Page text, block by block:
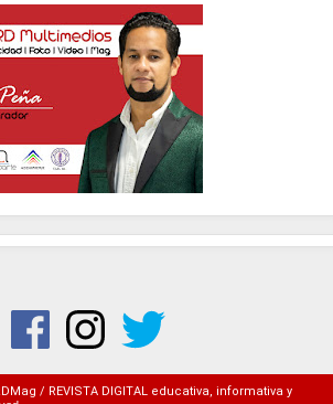
/ REVISTA DIGITAL educativa, informativa y